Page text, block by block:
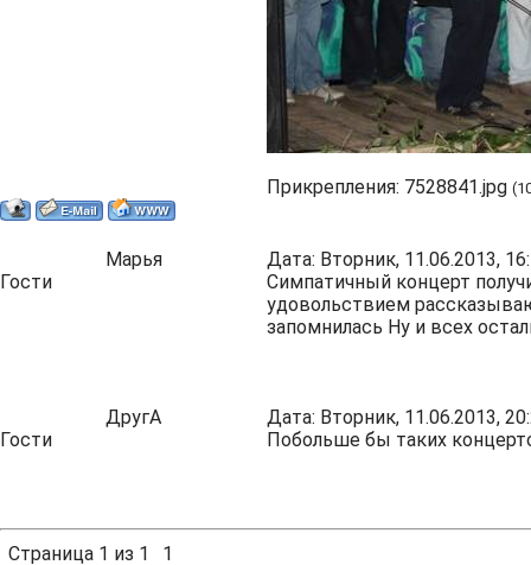
Прикрепления: 7528841.jpg
Марья
Дата: Вторник, 11.06.2013,
Гости
Симпатичный концерт
удовольствием
запомнилась Ну и всех
ДругA
Дата: Вторник, 11.06.2013,
Гости
Побольше бы таких
Страница 1 из 1 1